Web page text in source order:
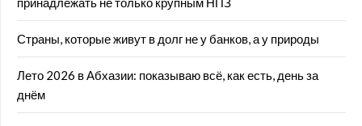
Страны, которые живут в долг не у банков, а у природы
Лето 2026 в Абхазии: показываю всё, как есть, день за
днём